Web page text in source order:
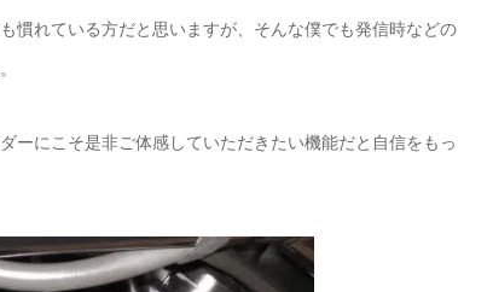
慣れている方だと思いますが、そんな僕でも発信時などの
ーにこそ是非ご体感していただきたい機能だと自信をもっ